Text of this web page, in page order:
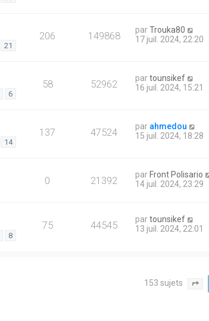
21
206 149868 parTrouka80
17 juil. 2024, 22:20
6
58 52962 partounsikef
16 juil. 2024, 15:21
14
137 47524 par ahmedou
15 juil. 2024, 18:28
0 21392 par Front Polisario
14 juil. 2024, 23:29
8
75 44545 partounsikef
13 juil. 2024, 22:01
153 sujets